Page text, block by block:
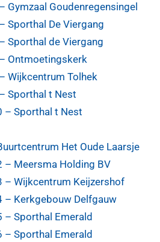
Gymzaal Goudenregensingel
Sporthal De Viergang
Sporthal de Viergang
Ontmoetingskerk
Wijkcentrum Tolhek
Sporthal t Nest
– Sporthal t Nest
Het Oude Laarsje
– Meersma Holding BV
– Wijkcentrum Keijzershof
– Kerkgebouw Delfgauw
– Sporthal Emerald
– Sporthal Emerald